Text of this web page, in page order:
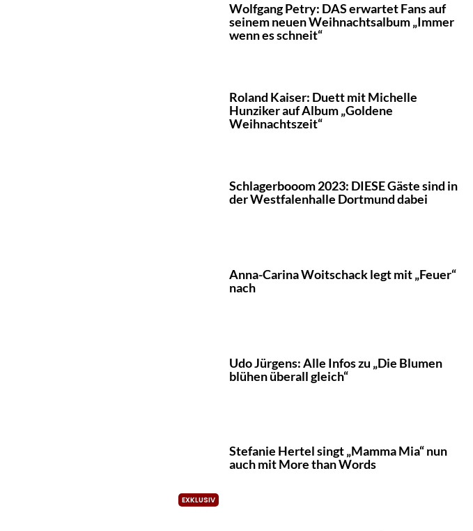
Wolfgang Petry: DAS erwartet Fans auf
seinem neuen Weihnachtsalbum „Immer
wenn es schneit“
Roland Kaiser: Duett mit Michelle
Hunziker auf Album „Goldene
Weihnachtszeit“
Schlagerbooom 2023: DIESE Gäste sind in
der Westfalenhalle Dortmund dabei
Anna-Carina Woitschack legt mit „Feuer“
nach
Udo Jürgens: Alle Infos zu „Die Blumen
blühen überall gleich“
Stefanie Hertel singt „Mamma Mia“ nun
auch mit More than Words